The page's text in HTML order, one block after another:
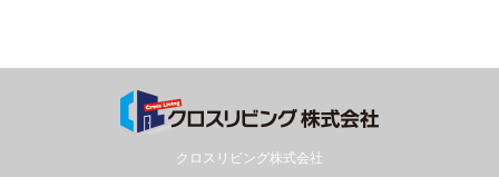
クロスリビング株式会社